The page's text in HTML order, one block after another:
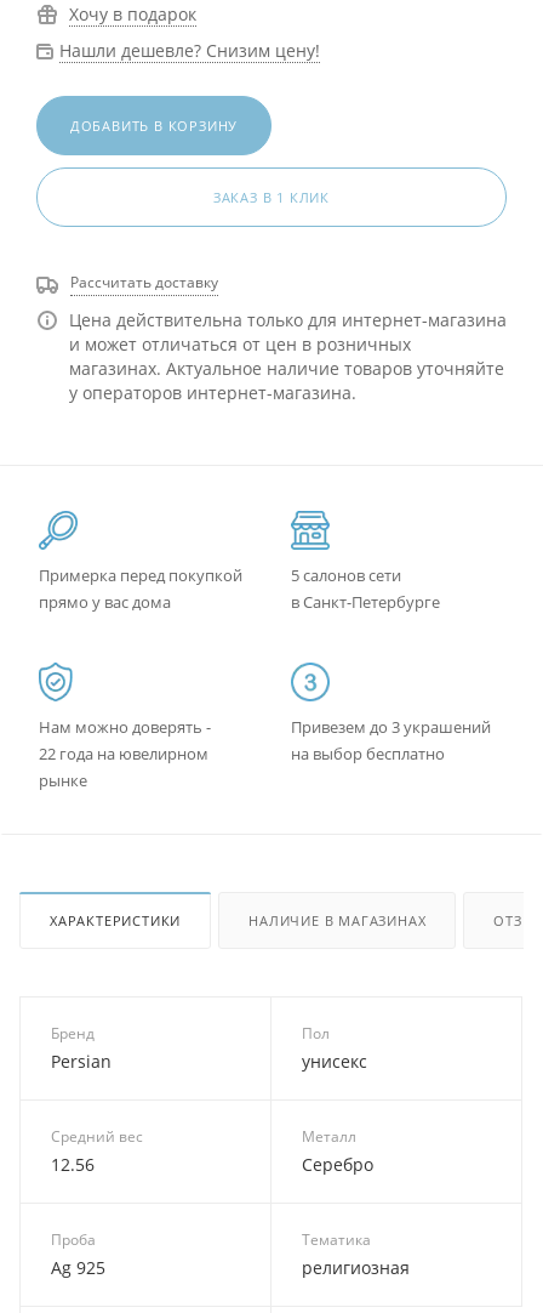
Хочу в подарок
Нашли дешевле? Снизим цену!
ДОБАВИТЬ В КОРЗИНУ
ЗАКАЗ В 1 КЛИК
Рассчитать доставку
Цена действительна только для интернет-магазина
и может отличаться от цен в розничных
магазинах. Актуальное наличие товаров уточняйте
у операторов интернет-магазина.
Примерка перед покупкой
прямо у вас дома
5 салонов сети
в Санкт-Петербурге
Нам можно доверять -
22 года на ювелирном
рынке
Привезем до 3 украшений
на выбор бесплатно
ХАРАКТЕРИСТИКИ НАЛИЧИЕ В МАГАЗИНАХ
Бренд
Persian
Пол
унисекс
Средний вес
12.56
Металл
Серебро
Проба
Ag 925
Тематика
религиозная